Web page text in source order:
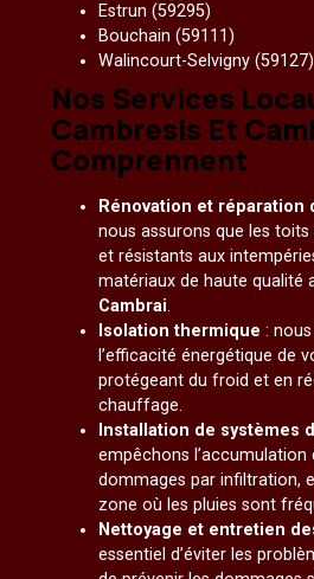
Estrun (59295)
Bouchain (59111)
Walincourt-Selvigny (59127)
Nos Services
Cambresis Et
Comprennent
Rénovation et réparation
nous assurons que les
et résistants aux
matériaux de haute qualité
Cambrai.
Isolation thermique :
l’efficacité énergétique de
protégeant du froid et en
chauffage.
Installation de systèmes
empêchons l’accumulation
dommages par infiltration,
zone où les pluies sont
Nettoyage et entretien
essentiel d’éviter les